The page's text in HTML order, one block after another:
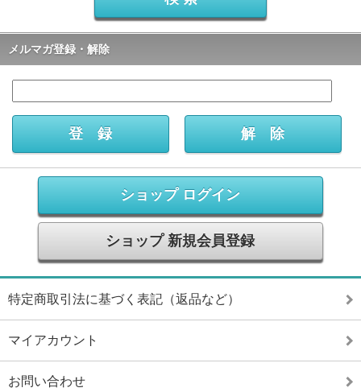
メルマガ登録・解除
ショップ ログイン
ショップ 新規会員登録
特定商取引法に基づく表記（返品など）
マイアカウント
お問い合わせ